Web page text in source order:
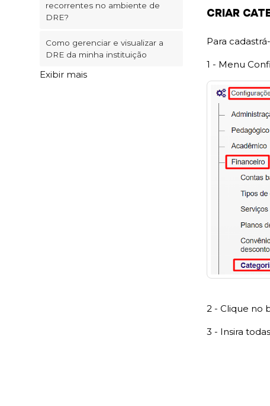
recorrentes no ambiente de
DRE?
Como gerenciar e visualizar a
DRE da minha instituição
Exibir mais
CRIAR
Para
1 - Menu
2 - Clique no
3 - Insira